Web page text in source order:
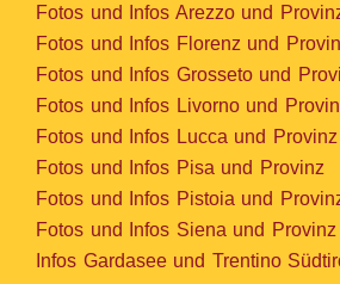
Fotos und Infos Arezzo und
Fotos und Infos Florenz und
Fotos und Infos Grosseto und
Fotos und Infos Livorno und
Fotos und Infos Lucca und Provinz
Fotos und Infos Pisa und Provinz
Fotos und Infos Pistoia und
Fotos und Infos Siena und Provinz
Infos Gardasee und Trentino